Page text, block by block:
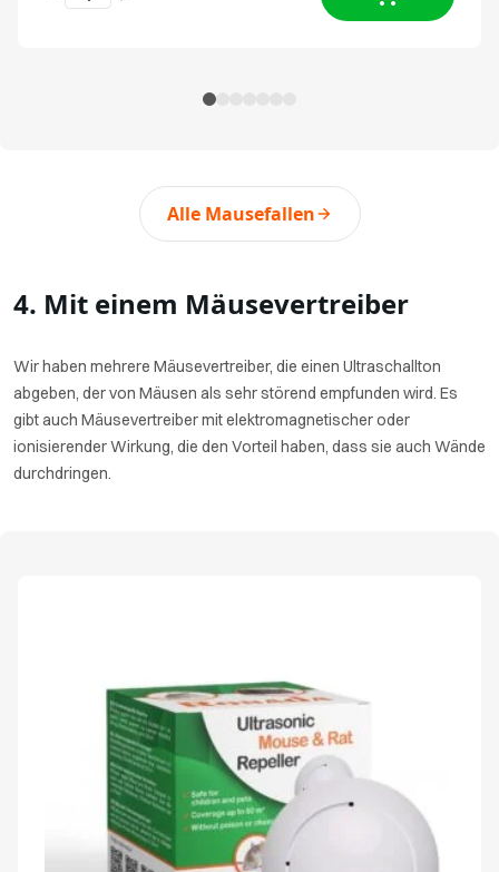
Alle Mausefallen
4. Mit einem Mäusevertreiber
Wir haben mehrere Mäusevertreiber, die einen Ultraschallton
abgeben, der von Mäusen als sehr störend empfunden wird. Es
gibt auch Mäusevertreiber mit elektromagnetischer oder
ionisierender Wirkung, die den Vorteil haben, dass sie auch Wände
durchdringen.